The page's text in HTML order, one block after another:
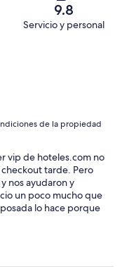
9.8
Servicio y personal
de la propiedad
vip de hoteles.com no
tarde. Pero
nos ayudaron y
un poco mucho que
lo hace porque